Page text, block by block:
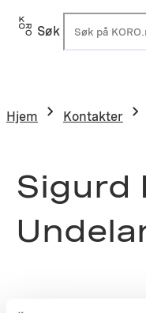
Søk
Hjem Kontakter
Sigurd